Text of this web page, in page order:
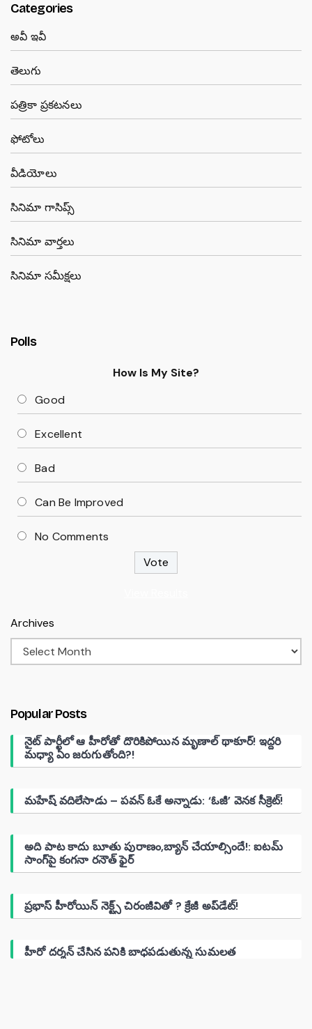
Categories
అవీ ఇవీ
తెలుగు
పత్రికా ప్రకటనలు
ఫోటోలు
వీడియోలు
సినిమా గాసిప్స్
సినిమా వార్తలు
సినిమా సమీక్షలు
Polls
How Is My Site?
Good
Excellent
Bad
Can Be Improved
No Comments
Archives
Popular Posts
నైట్ పార్టీలో ఆ హీరోతో దొరికిపోయిన మృణాల్ థాకూర్! ఇద్దరి
మధ్యా ఏం జరుగుతోంది?!
మహేష్ వదిలేసాడు – పవన్ ఓకే అన్నాడు: ‘ఓజీ’ వెనక సీక్రెట్!
అది పాట కాదు బూతు పురాణం,బ్యాన్ చేయాల్సిందే!: ఐటమ్
సాంగ్‌పై కంగనా రనౌత్ ఫైర్
ప్రభాస్ హీరోయిన్ నెక్ట్స్ చిరంజీవితో ? క్రేజీ అప్‌డేట్!
హీరో దర్శన్ చేసిన పనికి బాధపడుతున్న సుమలత